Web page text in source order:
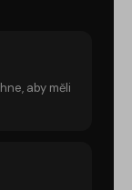
aby měli